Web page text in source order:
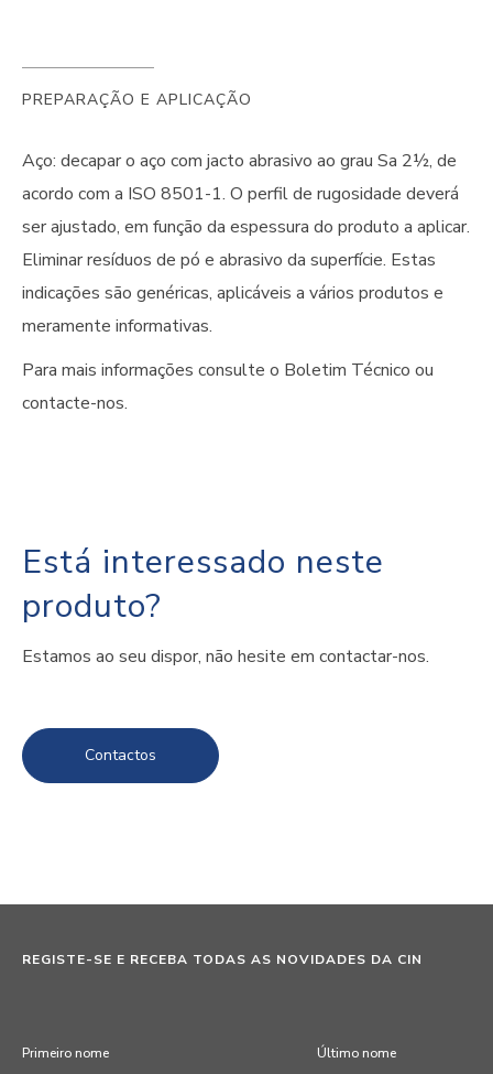
PREPARAÇÃO E APLICAÇÃO
Aço: decapar o aço com jacto abrasivo ao grau Sa 2½, de
acordo com a ISO 8501-1. O perfil de rugosidade deverá
ser ajustado, em função da espessura do produto a aplicar.
Eliminar resíduos de pó e abrasivo da superfície. Estas
indicações são genéricas, aplicáveis a vários produtos e
meramente informativas.
Para mais informações consulte o Boletim Técnico ou
contacte-nos.
Está interessado neste
produto?
Estamos ao seu dispor, não hesite em contactar-nos.
Contactos
REGISTE-SE E RECEBA TODAS AS NOVIDADES DA CIN